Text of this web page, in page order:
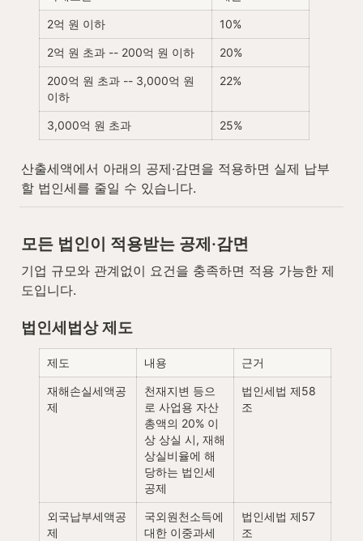
2억 원 이하 10%
2억 원 초과 -- 200억 원 이하 20%
200억 원 초과 -- 3,000억 원
이하
22%
3,000억 원 초과 25%
산출세액에서 아래의 공제·감면을 적용하면 실제 납부
할 법인세를 줄일 수 있습니다.
모든 법인이 적용받는 공제·감면
기업 규모와 관계없이 요건을 충족하면 적용 가능한 제
도입니다.
법인세법상 제도
제도 내용 근거
재해손실세액공
제
천재지변 등으
로 사업용 자산
총액의 20% 이
상 상실 시, 재해
상실비율에 해
당하는 법인세
공제
법인세법 제58
조
외국납부세액공
제
국외원천소득에
대한 이중과세
법인세법 제57
조